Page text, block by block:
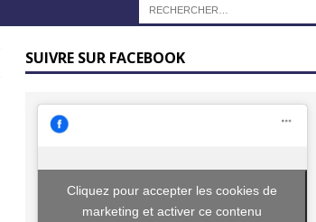
SUIVRE SUR FACEBOOK
Cliquez pour accepter les cookies de
marketing et activer ce contenu